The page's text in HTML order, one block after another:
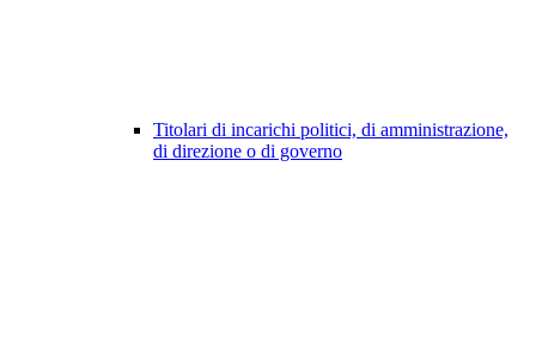
Titolari di incarichi politici, di amministrazione,
di direzione o di governo